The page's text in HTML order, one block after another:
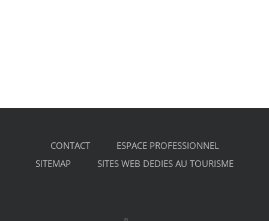
CONTACT
ESPACE PROFESSIONNEL
SITEMAP
SITES WEB DEDIES AU TOURISME